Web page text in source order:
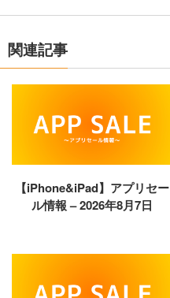
関連記事
【iPhone&iPad】アプリセー
ル情報 – 2026年8月7日